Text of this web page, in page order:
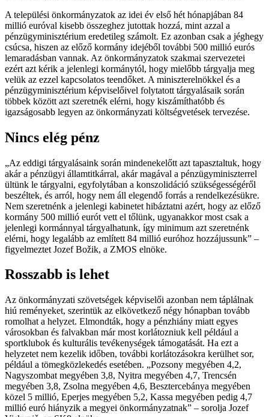
A települési önkormányzatok az idei év első hét hónapjában 84
millió euróval kisebb összeghez jutottak hozzá, mint azzal a
pénzügyminisztérium eredetileg számolt. Ez azonban csak a jéghegy
csúcsa, hiszen az előző kormány idejéből további 500 millió eurós
lemaradásban vannak. Az önkormányzatok szakmai szervezetei
ezért azt kérik a jelenlegi kormánytól, hogy mielőbb tárgyalja meg
velük az ezzel kapcsolatos teendőket. A miniszterelnökkel és a
pénzügyminisztérium képviselőivel folytatott tárgyalásaik során
többek között azt szeretnék elérni, hogy kiszámíthatóbb és
igazságosabb legyen az önkormányzati költségvetések tervezése.
Nincs elég pénz
„Az eddigi tárgyalásaink során mindenekelőtt azt tapasztaltuk, hogy
akár a pénzügyi államtitkárral, akár magával a pénzügyminiszterrel
ültünk le tárgyalni, egyfolytában a konszolidáció szükségességéről
beszéltek, és arról, hogy nem áll elegendő forrás a rendelkezésükre.
Nem szeretnénk a jelenlegi kabinetet hibáztatni azért, hogy az előző
kormány 500 millió eurót vett el tőlünk, ugyanakkor most csak a
jelenlegi kormánnyal tárgyalhatunk, így minimum azt szeretnénk
elérni, hogy legalább az említett 84 millió euróhoz hozzájussunk” –
figyelmeztet Jozef Božik, a ZMOS elnöke.
Rosszabb is lehet
Az önkormányzati szövetségek képviselői azonban nem táplálnak
hiú reményeket, szerintük az elkövetkező négy hónapban tovább
romolhat a helyzet. Elmondták, hogy a pénzhiány miatt egyes
városokban és falvakban már most korlátozniuk kell például a
sportklubok és kulturális tevékenységek támogatását. Ha ezt a
helyzetet nem kezelik időben, további korlátozásokra kerülhet sor,
például a tömegközlekedés esetében. „Pozsony megyében 4,2,
Nagyszombat megyében 3,8, Nyitra megyében 4,7, Trencsén
megyében 3,8, Zsolna megyében 4,6, Besztercebánya megyében
közel 5 millió, Eperjes megyében 5,2, Kassa megyében pedig 4,7
millió euró hiányzik a megyei önkormányzatnak” – sorolja Jozef